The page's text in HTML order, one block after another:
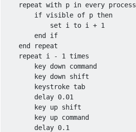
    repeat with p in every process
        if visible of p then
            set i to i + 1
        end if
    end repeat
    repeat i - 1 times
        key down command
        key down shift
        keystroke tab
        delay 0.01
        key up shift
        key up command
        delay 0.1